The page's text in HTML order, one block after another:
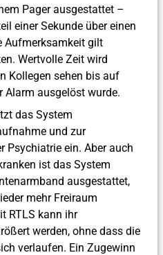
Pager ausgestattet –
einer Sekunde über einen
Aufmerksamkeit gilt
Wertvolle Zeit wird
Kollegen sehen bis auf
Alarm ausgelöst wurde.
das System
und zur
Psychiatrie ein. Aber auch
ist das System
ausgestattet,
mehr Freiraum
RTLS kann ihr
werden, ohne dass die
verlaufen. Ein Zugewinn